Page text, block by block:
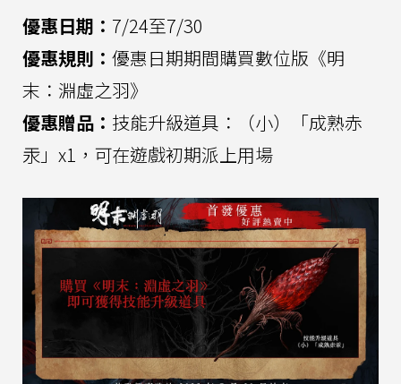
優惠日期： 7/24至7/30
優惠規則： 優惠日期期間購買數位版《明
末：淵虛之羽》
優惠贈品： 技能升級道具：（小）「成熟赤
汞」x1，可在遊戲初期派上用場